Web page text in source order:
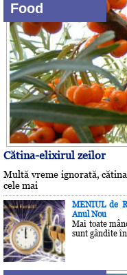
Food
Cătina-elixirul zeilor
Multă vreme ignorată,
cele mai
MENIUL de
Anul Nou
Mai toate
sunt gândite